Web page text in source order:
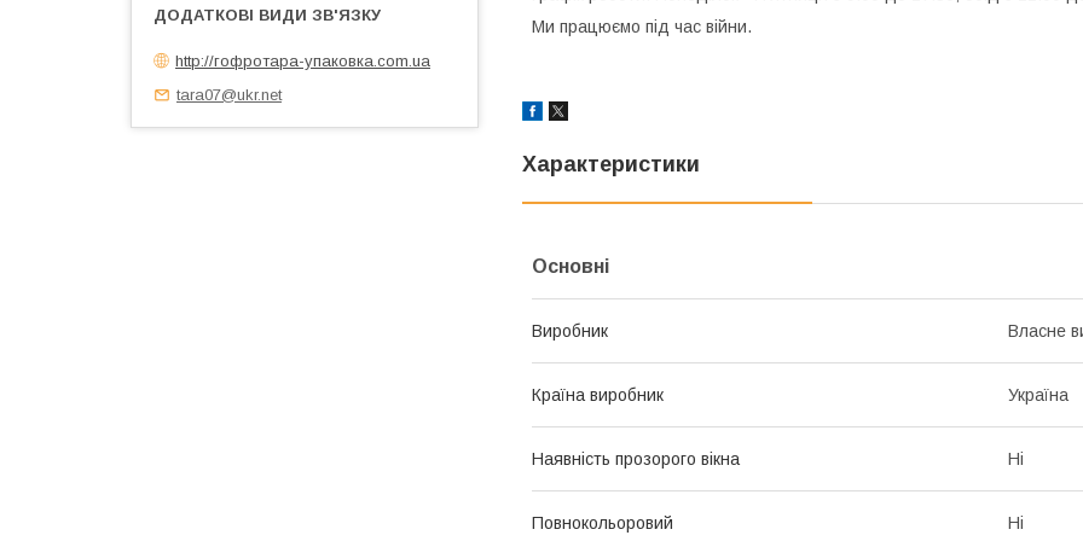
Ми працюємо під час війни.
Характеристики
Основні
Виробник Власне
Країна виробник Україна
Наявність прозорого вікна Ні
Повнокольоровий Ні
http://гофротара-упаковка.com.ua
tara07@ukr.net